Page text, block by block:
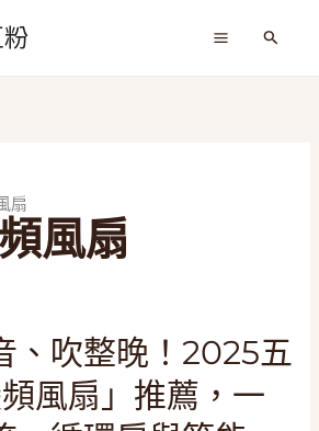
搜
扇
風扇
、吹整晚！2025五
風扇」推薦，一